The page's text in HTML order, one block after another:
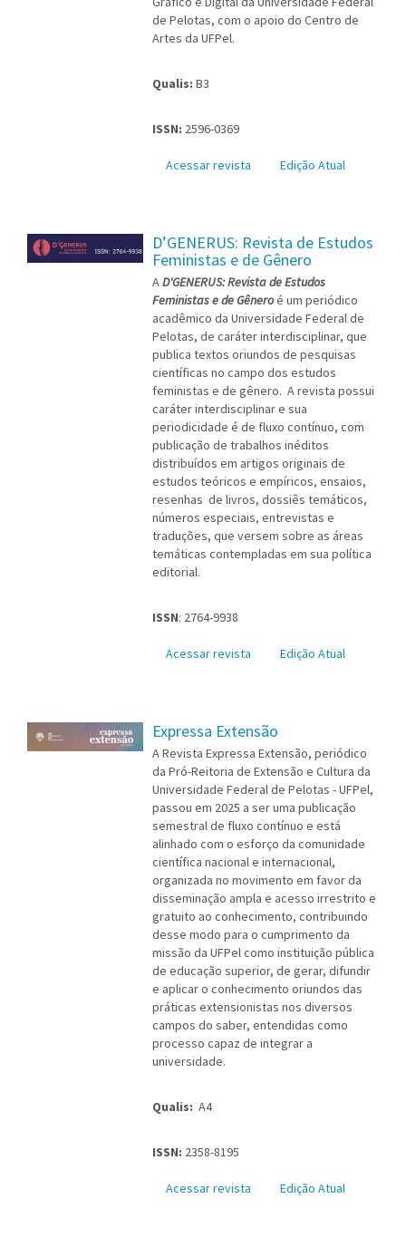
de Pelotas, com o apoio do Centro de
Artes da UFPel.
Qualis: B3
ISSN: 2596-0369
Acessar revista Edição Atual
D’GENERUS: Revista de Estudos
Feministas e de Gênero
AD'GENERUS: Revista de Estudos
Feministas e de Gêneroé um periódico
acadêmico da Universidade Federal de
Pelotas, de caráter interdisciplinar, que
publica textos oriundos de pesquisas
científicas no campo dos estudos
feministas e de gênero. A revista possui
caráter interdisciplinar e sua
periodicidade é de fluxo contínuo, com
publicação de trabalhos inéditos
distribuídos em artigos originais de
estudos teóricos e empíricos, ensaios,
resenhas de livros, dossiês temáticos,
números especiais, entrevistas e
traduções, que versem sobre as áreas
temáticas contempladas em sua política
editorial.
ISSN: 2764-9938
Acessar revista Edição Atual
Expressa Extensão
A Revista Expressa Extensão, periódico
da Pró-Reitoria de Extensão e Cultura da
Universidade Federal de Pelotas - UFPel,
passou em 2025 a ser uma publicação
semestral de fluxo contínuo e está
alinhado com o esforço da comunidade
científica nacional e internacional,
organizada no movimento em favor da
disseminação ampla e acesso irrestrito e
gratuito ao conhecimento, contribuindo
desse modo para o cumprimento da
missão da UFPel como instituição pública
de educação superior, de gerar, difundir
e aplicar o conhecimento oriundos das
práticas extensionistas nos diversos
campos do saber, entendidas como
processo capaz de integrar a
universidade.
Qualis: A4
ISSN: 2358-8195
Acessar revista Edição Atual